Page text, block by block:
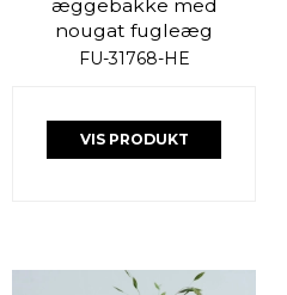
æggebakke med
nougat fugleæg
FU-31768-HE
VIS PRODUKT